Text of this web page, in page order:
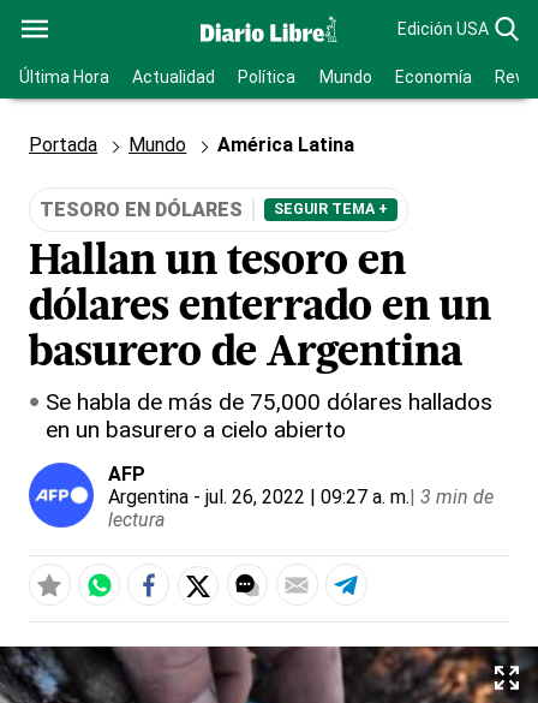
Edición USA
Última Hora Actualidad Política Mundo Economía
Portada Mundo América Latina
TESORO EN DÓLARES SEGUIR TEMA +
Hallan un tesoro en
dólares enterrado en un
basurero de Argentina
Se habla de más de 75,000 dólares hallados
en un basurero a cielo abierto
AFP
Argentina - jul. 26, 2022 | 09:27 a. m.| 3 min de
lectura